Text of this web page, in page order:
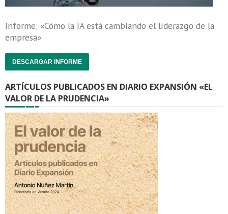
Informe: «Cómo la IA está cambiando el liderazgo de la
empresa»
DESCARGAR INFORME
ARTÍCULOS PUBLICADOS EN DIARIO EXPANSIÓN «EL
VALOR DE LA PRUDENCIA»